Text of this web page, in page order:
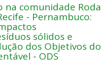
comunidade Roda
- Pernambuco:
sólidos e
dos Objetivos do
- ODS